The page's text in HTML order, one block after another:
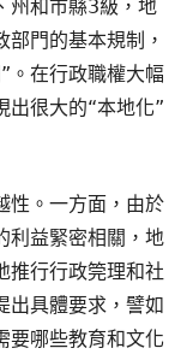
和市縣3級，地
門的基本規制，
。在行政職權大幅
出很大的“本地化”
。一方面，由於
利益緊密相關，地
推行行政筦理和社
出具體要求，譬如
要哪些教育和文化